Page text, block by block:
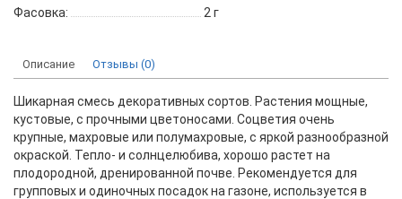
Фасовка:
2 г
Описание Отзывы (0)
Шикарная смесь декоративных сортов. Растения мощные,
кустовые, с прочными цветоносами. Соцветия очень
крупные, махровые или полумахровые, с яркой разнообразной
окраской. Тепло- и солнцелюбива, хорошо растет на
плодородной, дренированной почве. Рекомендуется для
групповых и одиночных посадок на газоне, используется в